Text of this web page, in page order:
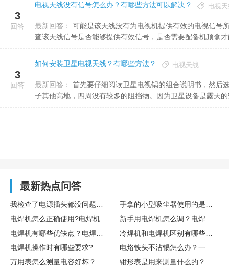
3
回答
电视天线没有信号怎么办？有哪些方法可以解决？ 电视
最新回答：
查该天线信号是否能够提供有效信号，是否需要配备机顶盒
3
回答
如何安装卫星电视天线？有哪些方法？ 电视天线
最新回答：
子其他高地，四周没有较多的阻挡物。因为卫星设备是露天
最新热点问答
电焊机操作时有哪些要求?